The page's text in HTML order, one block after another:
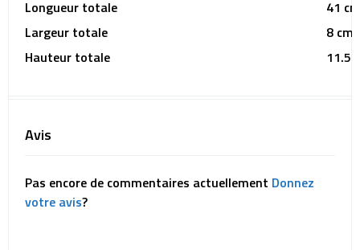
Longueur totale
41 cm
Largeur totale
8 cm
Hauteur totale
11.5
Avis
Pas encore de commentaires actuellement Donnez
votre avis?